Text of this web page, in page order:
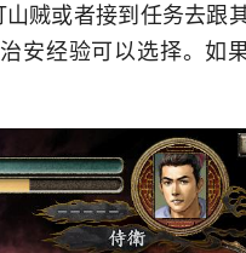
贼或者接到任务去跟
安经验可以选择。如